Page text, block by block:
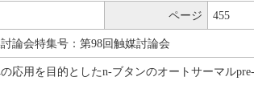
ページ 455
論会特集号：第98回触媒討論会
応用を目的としたn-ブタンのオートサーマル